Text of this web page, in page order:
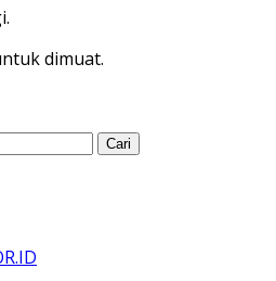
dimuat.